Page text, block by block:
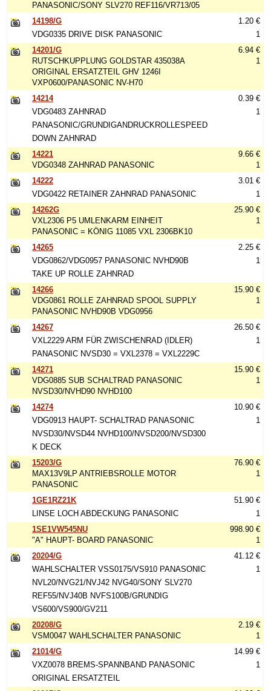
PANASONIC/SONY SLV270 REF116/VR713/05
14198/G
VDG0335 DRIVE DISK PANASONIC
1.20 €
1
14201/G
RUTSCHKUPPLUNG GOLDSTAR 435038A
ORIGINAL ERSATZTEIL GHV 1246I
VXP0600/PANASONIC NV-H70
6.94 €
1
14214
VDG0483 ZAHNRAD
PANASONIC/GRUNDIGANDRUCKROLLESPEED
DOWN ZAHNRAD
0.39 €
1
14221
VDG0348 ZAHNRAD PANASONIC
9.66 €
1
14222
VDG0422 RETAINER ZAHNRAD PANASONIC
3.01 €
1
14262G
VXL2306 P5 UMLENKARM EINHEIT
PANASONIC = KÖNIG 11085 VXL 2306BK10
25.90 €
1
14265
VDG0862/VDG0957 PANASONIC NVHD90B
TAKE UP ROLLE ZAHNRAD
2.25 €
1
14266
VDG0861 ROLLE ZAHNRAD SPOOL SUPPLY
PANASONIC NVHD90B VDG0956
15.90 €
1
14267
VXL2229 ARM FÜR ZWISCHENRAD (IDLER)
PANASONIC NVSD30 = VXL2378 = VXL2229C
26.50 €
1
14271
VDG0885 SUB SCHALTRAD PANASONIC
NVSD30/NVHD90 NVHD100
15.90 €
1
14274
VDG0913 HAUPT- SCHALTRAD PANASONIC
NVSD30/NVSD44 NVHD100/NVSD200/NVSD300
K DECK
10.90 €
1
15203/G
MAX13V9LP ANTRIEBSROLLE MOTOR
PANASONIC
76.90 €
1
1GE1RZ21K
LINSE LOCH ABDECKUNG PANASONIC
51.90 €
1
1SE1VW545NU
"A" HAUPT- BOARD PANASONIC
998.90 €
1
20204/G
WAHLSCHALTER VSS0175/VS910 PANASONIC
NVL20/NVG21/NVJ42 NVG40/SONY SLV270
REF55/NVJ40B NVFS100B/GRUNDIG
VS600/VS900/GV211
41.12 €
1
20208/G
VSM0047 WAHLSCHALTER PANASONIC
2.19 €
1
21014/G
VXZ0078 BREMS-SPANNBAND PANASONIC
ORIGINAL ERSATZTEIL
14.99 €
1